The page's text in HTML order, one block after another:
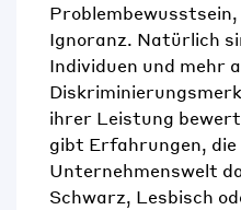
Ignoranz. Natürlich
Individuen und mehr
ihrer Leistung
gibt Erfahrungen, die
Unternehmenswelt
Schwarz, Lesbisch